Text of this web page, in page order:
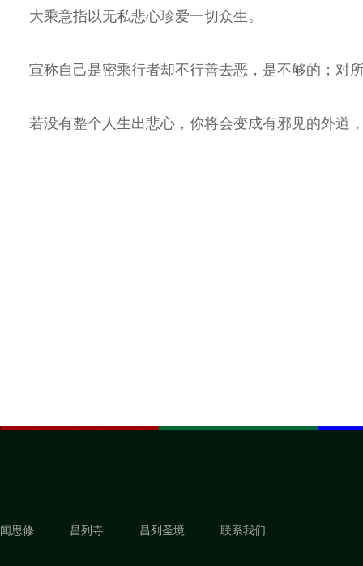
大乘意指以无私悲心珍爱一切众生。
宣称自己是密乘行者却不行善去恶，是不够的；对
若没有整个人生出悲心，你将会变成有邪见的外道
闻思修 昌列寺 昌列圣境 联系我们